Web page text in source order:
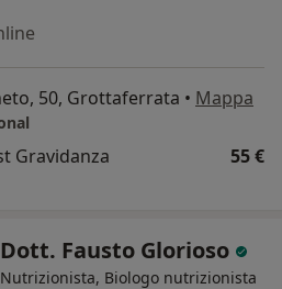
50, Grottaferrata • Mappa
Gravidanza 55 €
Dott. Fausto Glorioso
Nutrizionista, Biologo nutrizionista